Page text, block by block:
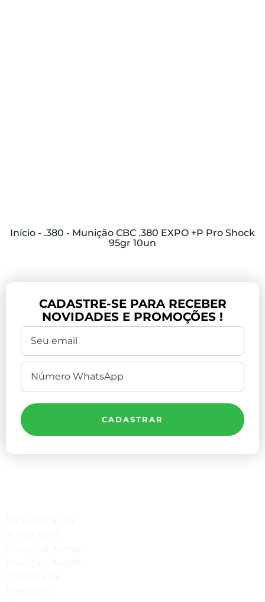
Início - .380 - Munição CBC .380 EXPO +P Pro Shock
95gr 10un
CADASTRE-SE PARA RECEBER
NOVIDADES E PROMOÇÕES !
CADASTRAR